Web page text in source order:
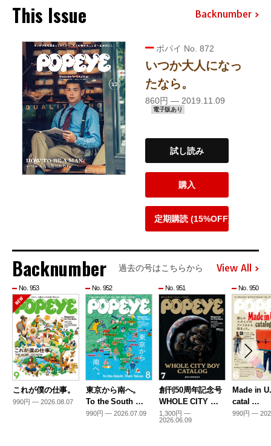
This Issue Backnumber
ポパイ No. 872
いつか大人になっ
たなら。
860円 — 2019.11.09
電子版あり
試し読み
購入
定期購読 (15%OFF)
Backnumber 過去の号はこちらから View All
No. 953
これが僕の仕事。
990円 — 2026.08.07
No. 952
東京から南へ。
To the South …
990円 — 2026.07.09
No. 951
創刊50周年記念号
WHOLE CITY …
1,300円 —
2026.06.09
No. 950
Made in
catal …
990円 —